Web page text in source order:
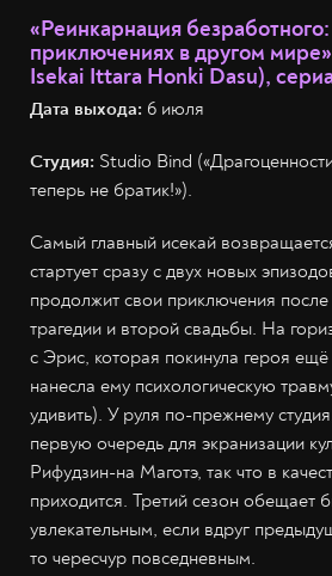
«Реинкарнация
приключениях в другом
Isekai Ittara Honki Dasu),
Дата выхода: 6 июля
Студия: Studio Bind
теперь не братик!»).
Самый главный исекай
стартует сразу с двух новых
продолжит свои приключения
трагедии и второй свадьбы. На
с Эрис, которая покинула героя
нанесла ему психологическую
удивить). У руля по-прежнему
первую очередь для экранизации
Рифудзин-на Маготэ, так что в
приходится. Третий сезон обещает
увлекательным, если вдруг
то чересчур повседневным.